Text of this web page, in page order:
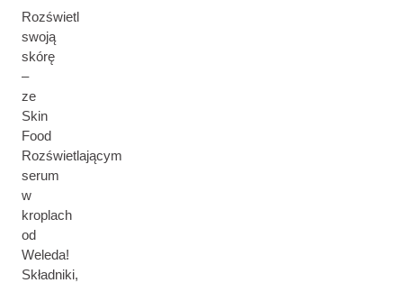
Rozświetl
swoją
skórę
–
ze
Skin
Food
Rozświetlającym
serum
w
kroplach
od
Weleda!
Składniki,